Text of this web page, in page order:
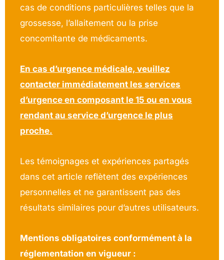
cas de conditions particulières telles que la
grossesse, l’allaitement ou la prise
concomitante de médicaments.
En cas d’urgence médicale, veuillez
contacter immédiatement les services
d’urgence en composant le 15 ou en vous
rendant au service d’urgence le plus
proche.
Les témoignages et expériences partagés
dans cet article reflètent des expériences
personnelles et ne garantissent pas des
résultats similaires pour d’autres utilisateurs.
Mentions obligatoires conformément à la
réglementation en vigueur :